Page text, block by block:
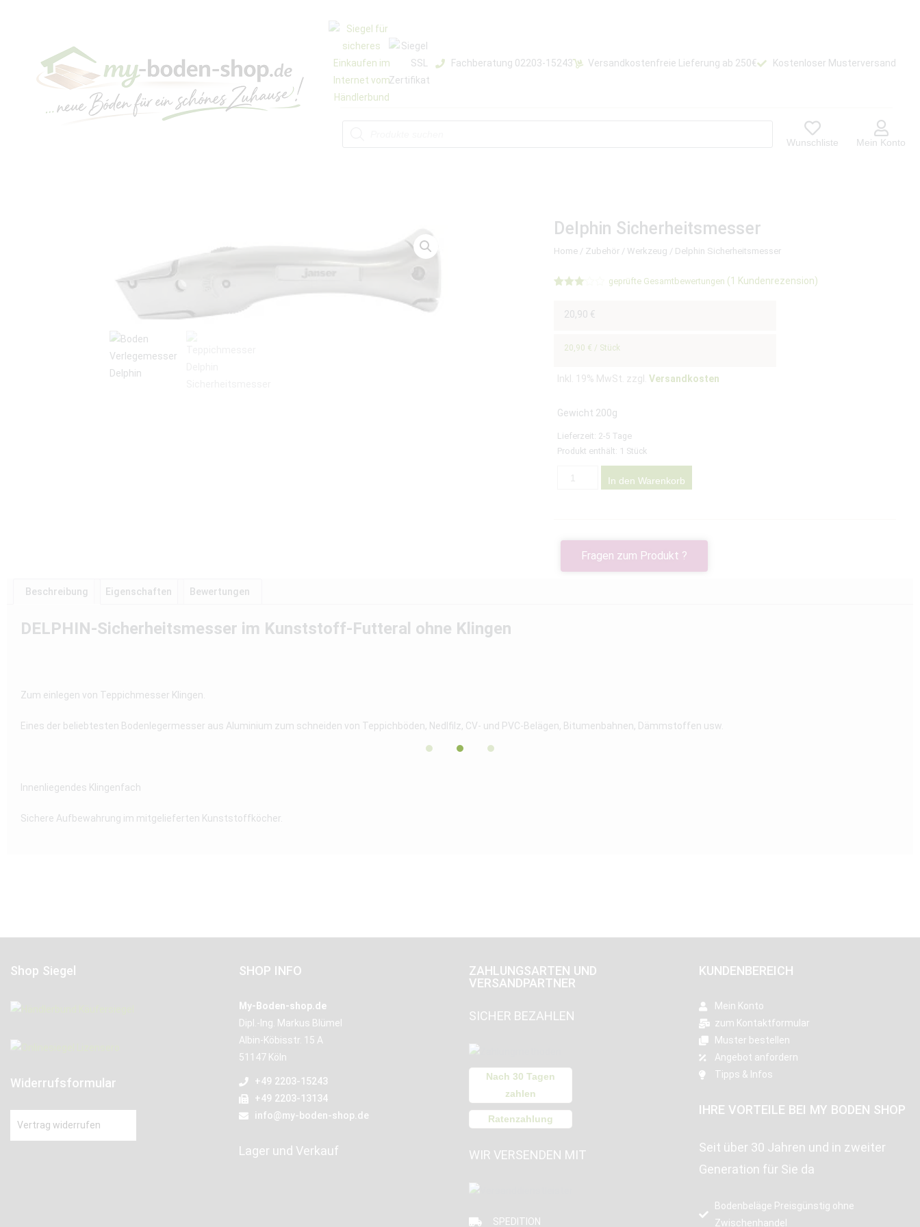
Fachberatung 02203-15243 Versandkostenfreie Lieferung ab 250€ Kostenloser Musterversand
Wunschliste Mein Konto
Delphin Sicherheitsmesser
Home / Zubehör / Werkzeug / Delphin Sicherheitsmesser
3.00
auf
Kundenbewertung
geprüfte Gesamtbewertungen (1 Kundenrezension)
20,90 €
20,90 € / Stück
Inkl. 19% MwSt. zzgl.Versandkosten
Gewicht 200g
Lieferzeit: 2-5 Tage
Produkt enthält: 1 Stück
In den Warenkorb
Fragen zum Produkt ?
Beschreibung Eigenschaften Bewertungen
DELPHIN-Sicherheitsmesser im Kunststoff-Futteral ohne Klingen
Zum einlegen von Teppichmesser Klingen.
Eines der beliebtesten Bodenlegermesser aus Aluminium zum schneiden von Teppichböden, Nedlfilz, CV- und PVC-Belägen, Bitumenbahnen, Dämmstoffen usw.
Innenliegendes Klingenfach
Sichere Aufbewahrung im mitgelieferten Kunststoffköcher.
Shop Siegel
Widerrufsformular
Vertrag widerrufen
SHOP INFO
My-Boden-shop.de
Dipl.-Ing. Markus Blümel
Albin-Köbisstr. 15 A
51147 Köln
+49 2203-15243
+49 2203-13134
info@my-boden-shop.de
Lager und Verkauf
ZAHLUNGSARTEN UND
VERSANDPARTNER
SICHER BEZAHLEN
Nach 30 Tagen
zahlen
Ratenzahlung
WIR VERSENDEN MIT
SPEDITION
KUNDENBEREICH
Mein Konto
zum Kontaktformular
Muster bestellen
Angebot anfordern
Tipps & Infos
IHRE VORTEILE BEI MY BODEN SHOP
Seit über 30 Jahren und in zweiter
Generation für Sie da
Bodenbeläge Preisgünstig ohne
Zwischenhandel